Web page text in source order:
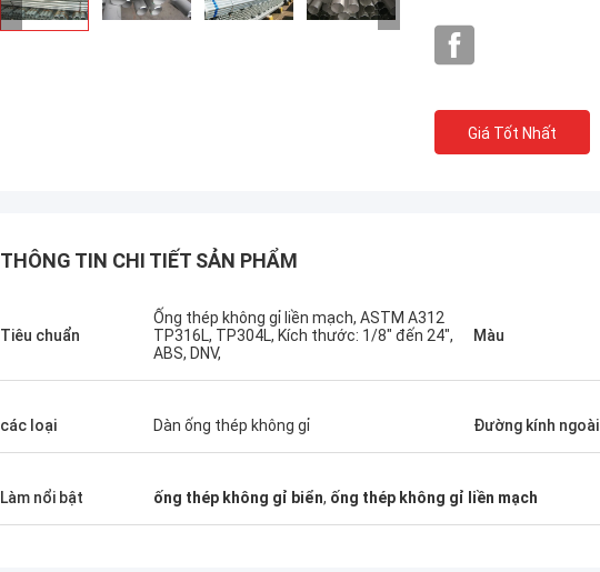
Brazil --- Aimee
Giá Tốt Nhất
THÔNG TIN CHI TIẾT SẢN PHẨM
Tiêu chuẩn
Ống thép không gỉ liền mạch, ASTM A312
TP316L, TP304L, Kích thước: 1/8" đến 24",
ABS, DNV,
Màu
các loại Dàn ống thép không gỉ Đường kính ngoài
Làm nổi bật ống thép không gỉ biển, ống thép không gỉ liền mạch